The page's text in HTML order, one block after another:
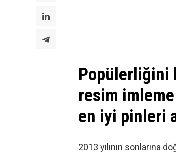
Popülerliğini
resim
en iyi pinleri
2013 yılının sonlarına